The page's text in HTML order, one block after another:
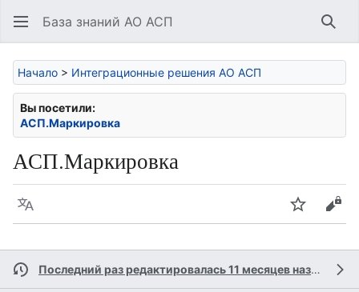
База знаний АО АСП
Начало > Интеграционные решения АО АСП
Вы посетили:
АСП.Маркировка
АСП.Маркировка
Язык Следить
Последний раз редактировалась 11 месяцев назад